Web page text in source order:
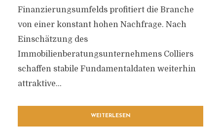
Finanzierungsumfelds profitiert die Branche
von einer konstant hohen Nachfrage. Nach
Einschätzung des
Immobilienberatungsunternehmens Colliers
schaffen stabile Fundamentaldaten weiterhin
attraktive...
WEITERLESEN